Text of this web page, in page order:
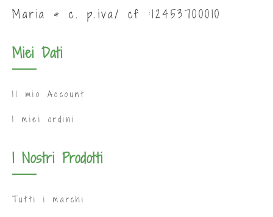
Maria & c. p.iva/ cf :12453700010
Miei Dati
Il mio Account
I miei ordini
I Nostri Prodotti
Tutti i marchi